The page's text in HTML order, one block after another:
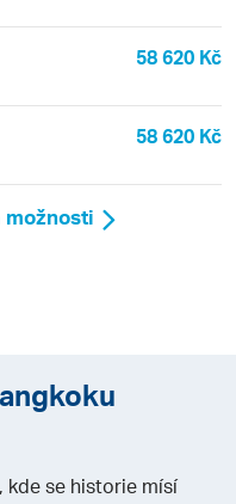
58 620 Kč
58 620 Kč
kde se historie mísí